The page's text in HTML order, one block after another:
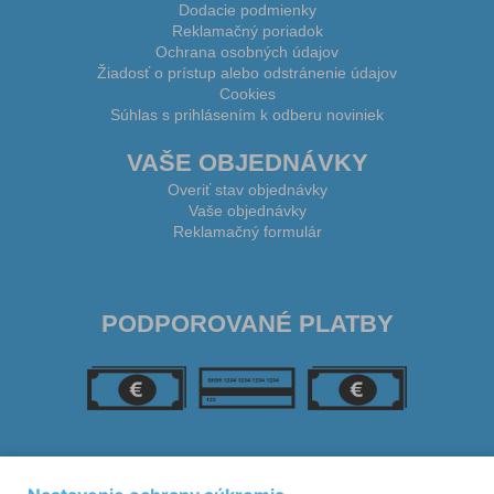
Dodacie podmienky
Reklamačný poriadok
Ochrana osobných údajov
Žiadosť o prístup alebo odstránenie údajov
Cookies
Súhlas s prihlásením k odberu noviniek
VAŠE OBJEDNÁVKY
Overiť stav objednávky
Vaše objednávky
Reklamačný formulár
PODPOROVANÉ PLATBY